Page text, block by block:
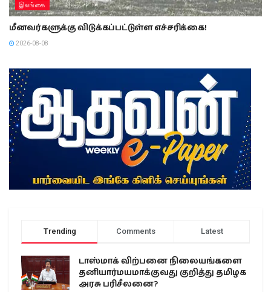
இலங்கை
மீனவர்களுக்கு விடுக்கப்பட்டுள்ள எச்சரிக்கை!
2026-08-08
Trending Comments Latest
டாஸ்மாக் விற்பனை நிலையங்களை
தனியார்மயமாக்குவது குறித்து தமிழக
அரசு பரிசீலனை?